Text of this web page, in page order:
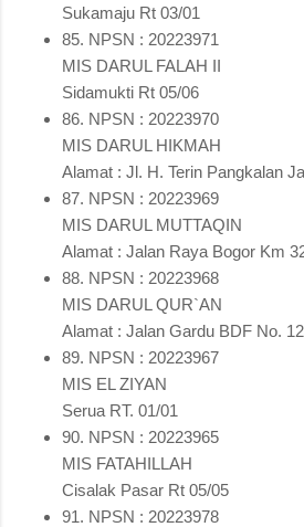
Sukamaju Rt 03/01
85. NPSN : 20223971
MIS DARUL FALAH II
Sidamukti Rt 05/06
86. NPSN : 20223970
MIS DARUL HIKMAH
Alamat : Jl. H. Terin Pangkalan
87. NPSN : 20223969
MIS DARUL MUTTAQIN
Alamat : Jalan Raya Bogor Km
88. NPSN : 20223968
MIS DARUL QUR`AN
Alamat : Jalan Gardu BDF No. 12
89. NPSN : 20223967
MIS EL ZIYAN
Serua RT. 01/01
90. NPSN : 20223965
MIS FATAHILLAH
Cisalak Pasar Rt 05/05
91. NPSN : 20223978